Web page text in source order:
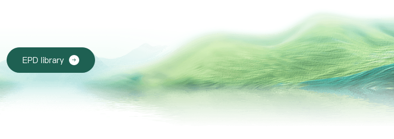
EPD library